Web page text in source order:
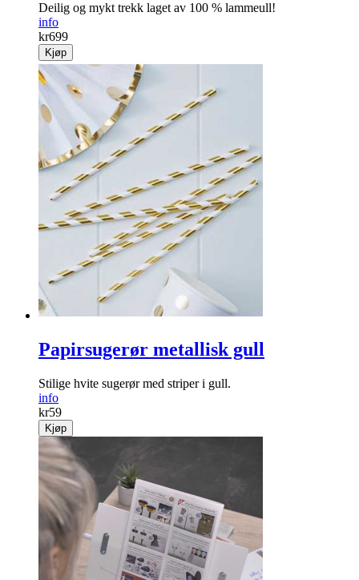
Deilig og mykt trekk laget av 100 % lammeull!
info
kr699
Kjøp
Papirsugerør metallisk gull
Stilige hvite sugerør med striper i gull.
info
kr59
Kjøp